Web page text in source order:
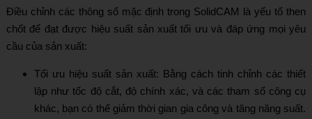
Điều chỉnh các thông số mặc định trong SolidCAM là yếu tố then
chốt để đạt được hiệu suất sản xuất tối ưu và đáp ứng mọi yêu
cầu của sản xuất:
Tối ưu hiệu suất sản xuất: Bằng cách tinh chỉnh các thiết
lập như tốc độ cắt, độ chính xác, và các tham số công cụ
khác, bạn có thể giảm thời gian gia công và tăng năng suất.